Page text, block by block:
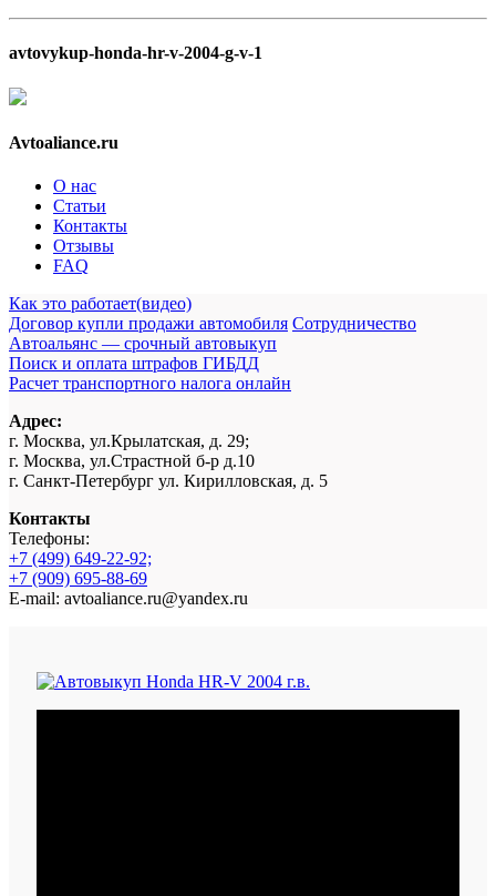
avtovykup-honda-hr-v-2004-g-v-1
Avtoaliance.ru
О нас
Статьи
Контакты
Отзывы
FAQ
Как это работает(видео)
Договор купли продажи автомобиля Сотрудничество
Автоальянс — срочный автовыкуп
Поиск и оплата штрафов ГИБДД
Расчет транспортного налога онлайн
Адрес:
г. Москва, ул.Крылатская, д. 29;
г. Москва, ул.Страстной б-р д.10
г. Санкт-Петербург ул. Кирилловская, д. 5
Контакты
Телефоны:
+7 (499) 649-22-92;
+7 (909) 695-88-69
E-mail: avtoaliance.ru@yandex.ru